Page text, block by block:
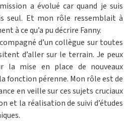
a évolué car quand je suis
seul. Et mon rôle ressemblait à
à ce qu’a pu décrire Fanny.
d’un collègue sur toutes
d’aller sur le terrain. Je peux
la mise en place de nouveaux
fonction pérenne. Mon rôle est de
en veille sur ces sujets cruciaux
et la réalisation de suivi d’études